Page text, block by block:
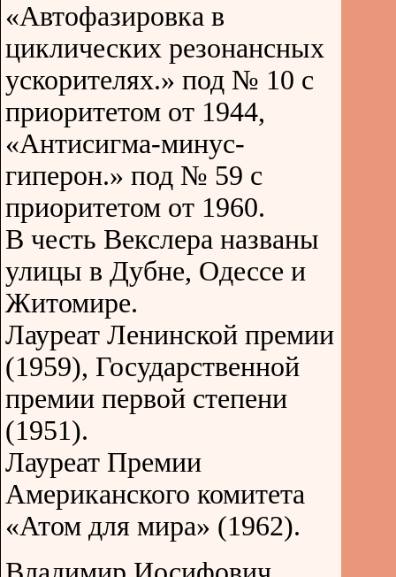
«Автофазировка в
циклических резонансных
ускорителях.» под № 10 с
приоритетом от 1944,
«Антисигма-минус-
гиперон.» под № 59 с
приоритетом от 1960.
В честь Векслера названы
улицы в Дубне, Одессе и
Житомире.
Лауреат Ленинской премии
(1959), Государственной
премии первой степени
(1951).
Лауреат Премии
Американского комитета
«Атом для мира» (1962).